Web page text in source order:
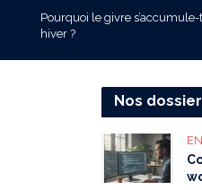
Pourquoi le givre
hiver ?
Nos